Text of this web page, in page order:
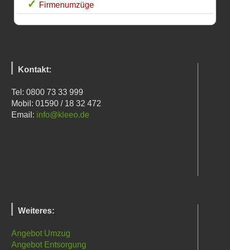
Firmenumzüge
Kontakt:
Tel: 0800 73 33 999
Mobil: 01590 / 18 32 472
Email: info@kleeo.de
Weiteres:
Angebot Umzug
Angebot Entsorgung